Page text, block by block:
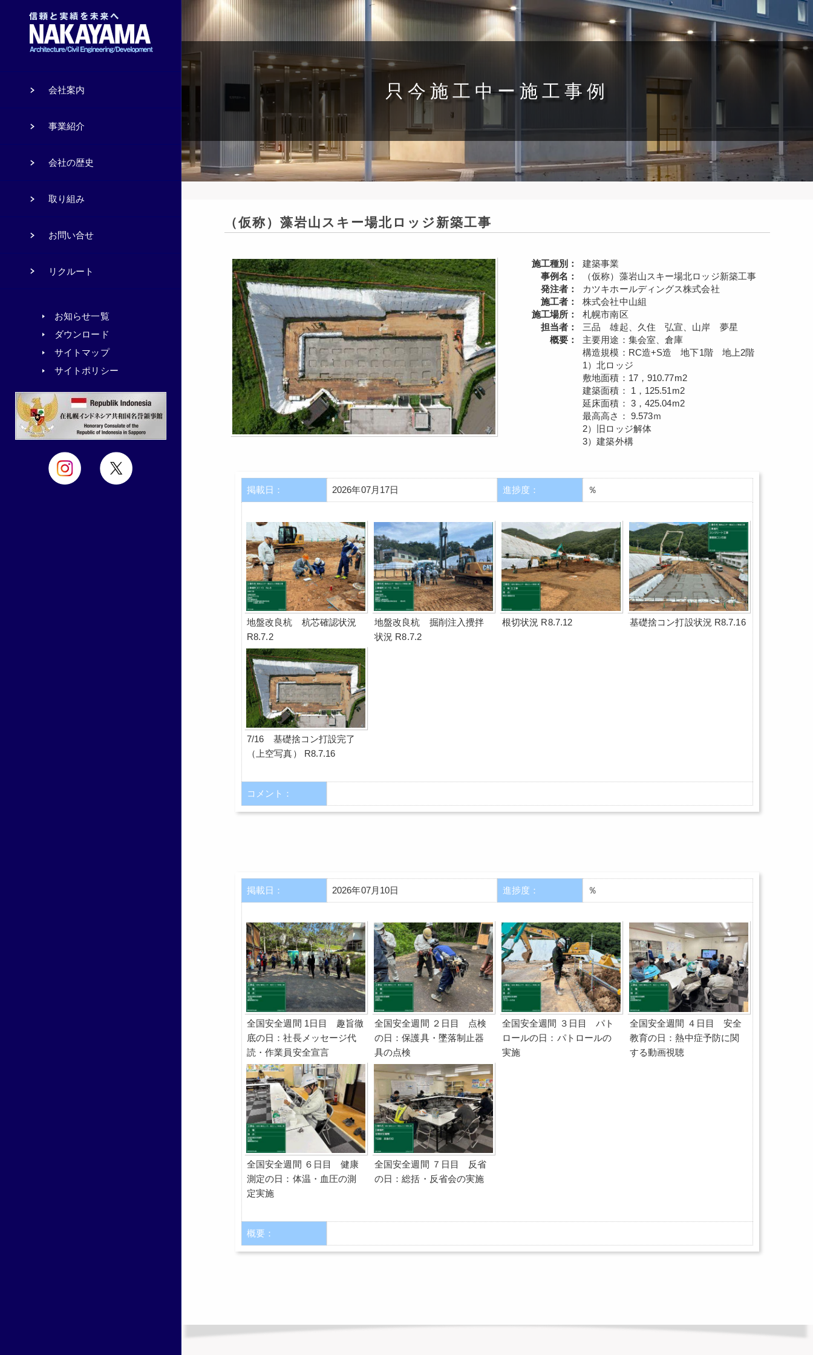
只今施工中ー施工事例
（仮称）藻岩山スキー場北ロッジ新築工事
施工種別：
建築事業
事例名：
（仮称）藻岩山スキー場北ロッジ新築工事
発注者：
カツキホールディングス株式会社
施工者：
株式会社中山組
施工場所：
札幌市南区
担当者：
三品 雄起、久住 弘宣、山岸 夢星
概要：
主要用途：集会室、倉庫
構造規模：RC造+S造 地下1階 地上2階
1）北ロッジ
敷地面積：17，910.77m2
建築面積： 1，125.51m2
延床面積： 3，425.04m2
最高高さ： 9.573ｍ
2）旧ロッジ解体
3）建築外構
掲載日： 2026年07月17日 進捗度： ％
地盤改良杭 杭芯確認状況
R8.7.2
地盤改良杭 掘削注入攪拌
状況 R8.7.2
根切状況 R8.7.12 基礎捨コン打設状況 R8.7.16
7/16 基礎捨コン打設完了
（上空写真） R8.7.16
コメント：
掲載日： 2026年07月10日 進捗度： ％
全国安全週間 1日目 趣旨徹
底の日：社長メッセージ代
読・作業員安全宣言
全国安全週間 ２日目 点検
の日：保護具・墜落制止器
具の点検
全国安全週間 ３日目 パト
ロールの日：パトロールの
実施
全国安全週間 ４日目 安全
教育の日：熱中症予防に関
する動画視聴
全国安全週間 ６日目 健康
測定の日：体温・血圧の測
定実施
全国安全週間 ７日目 反省
の日：総括・反省会の実施
概要：
会社案内
事業紹介
会社の歴史
取り組み
お問い合せ
リクルート
お知らせ一覧
ダウンロード
サイトマップ
サイトポリシー